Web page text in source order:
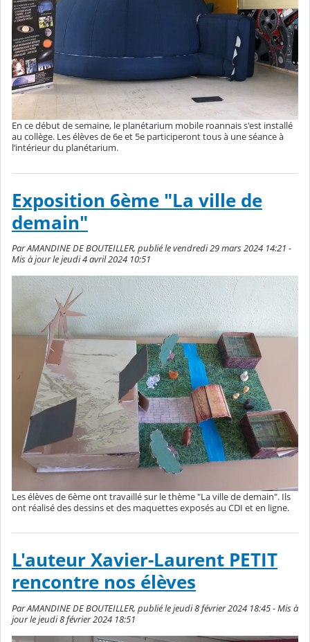
En ce début de semaine, le planétarium mobile roannais s'est installé
au collège. Les élèves de 6e et 5e participeront tous à une séance à
l’intérieur du planétarium.
Exposition 6ème "La ville de
demain"
Par AMANDINE DE BOUTEILLER, publié le vendredi 29 mars 2024 14:21 -
Mis à jour le jeudi 4 avril 2024 10:51
Les élèves de 6ème ont travaillé sur le thème "La ville de demain". Ils
ont réalisé des dessins et des maquettes exposés au CDI et en ligne.
L'auteur Xavier-Laurent PETIT
rencontre nos élèves
Par AMANDINE DE BOUTEILLER, publié le jeudi 8 février 2024 18:45 - Mis à
jour le jeudi 8 février 2024 18:51